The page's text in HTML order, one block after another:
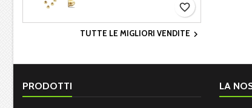
favorite_border
TUTTE LE MIGLIORI VENDITE 
PRODOTTI LA